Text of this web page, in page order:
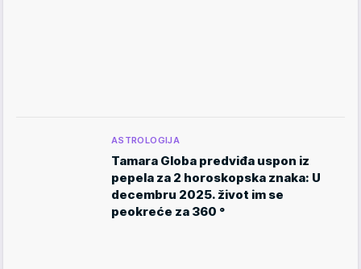
ASTROLOGIJA
Tamara Globa predviđa uspon iz
pepela za 2 horoskopska znaka: U
decembru 2025. život im se
peokreće za 360 °